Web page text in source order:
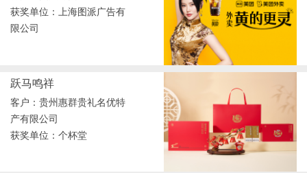
获奖单位：上海图派广告有
限公司
跃马鸣祥
客户：贵州惠群贵礼名优特
产有限公司
获奖单位：个杯堂